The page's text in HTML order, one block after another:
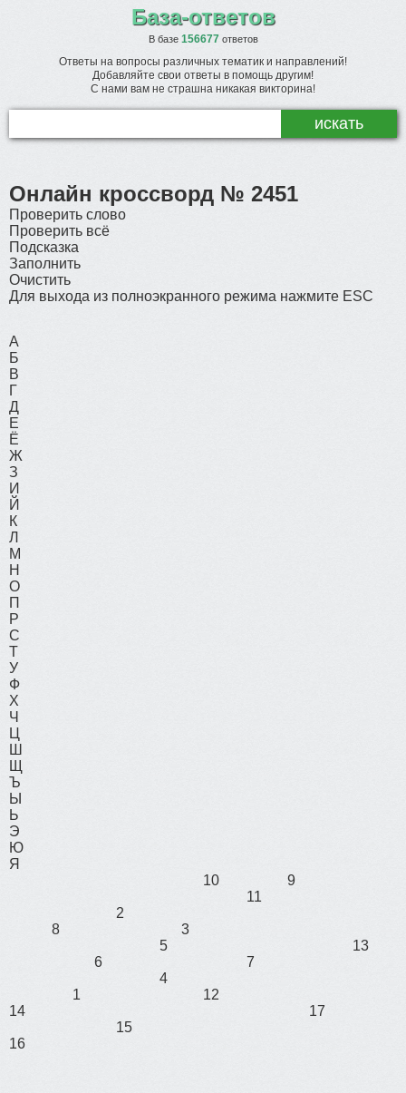
База-ответов
В базе 156677ответов
Ответы на вопросы различных тематик и направлений!
Добавляйте свои ответы в помощь другим!
С нами вам не страшна никакая викторина!
Онлайн кроссворд № 2451
Проверить слово
Проверить всё
Подсказка
Заполнить
Очистить
Для выхода из полноэкранного режима нажмите ESC
А
Б
В
Г
Д
Е
Ё
Ж
З
И
Й
К
Л
М
Н
О
П
Р
С
Т
У
Ф
Х
Ч
Ц
Ш
Щ
Ъ
Ы
Ь
Э
Ю
Я
10
9
11
2
8
3
5
13
6
7
4
1
12
14
17
15
16